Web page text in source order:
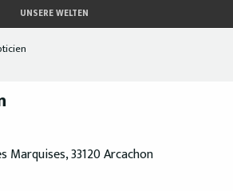
UNSERE WELTEN
Marquises, 33120 Arcachon